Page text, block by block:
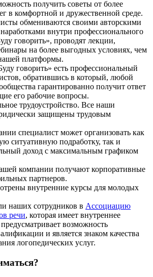
получить советы от более
в комфортной и дружественной среде.
обмениваются своими авторскими
внутри профессионального
говорить», проводят лекции,
на более выгодных условиях, чем
платформы.
говорить» есть профессиональный
обратившись в который, любой
гарантированно получит ответ
его рабочие вопросы.
трудоустройство. Все наши
защищены трудовым
специалист может организовать как
ситуативную подработку, так и
доход с максимальным графиком
компании получают корпоративные
партнеров.
внутренние курсы для молодых
наших сотрудников в Ассоциацию
речи, которая имеет внутреннее
возможность
и является знаком качества
логопедических услуг.